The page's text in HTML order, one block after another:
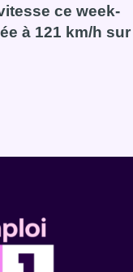
recense des
ce week-
à 121 km/h sur
vitesse ce week-